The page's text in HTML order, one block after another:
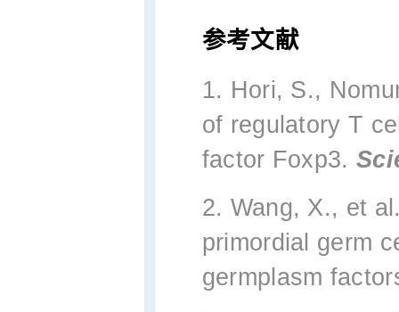
参考文献
1. Hori, S.,
of regulatory T
factor Foxp3.
2. Wang, X., et
primordial germ
germplasm